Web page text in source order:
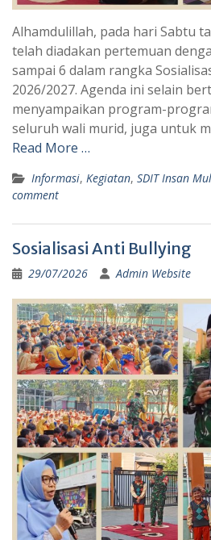
Alhamdulillah, pada hari Sabtu
telah diadakan pertemuan
sampai 6 dalam rangka
2026/2027. Agenda ini selain
menyampaikan program-
seluruh wali murid, juga untuk
Read More …
Informasi, Kegiatan, SDIT Insan
comment
Sosialisasi Anti Bullying
29/07/2026 Admin Website